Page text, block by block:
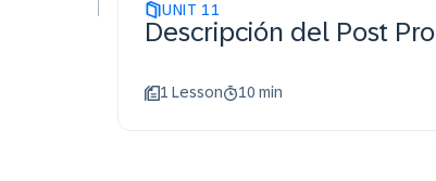
UNIT 11
Descripción del Post
1 Lesson 10 min